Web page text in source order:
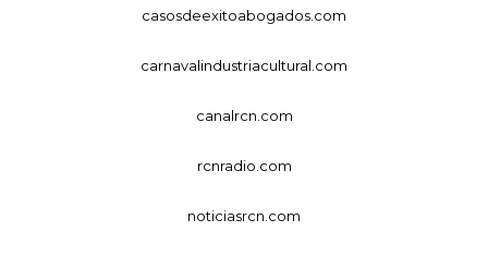
casosdeexitoabogados.com
carnavalindustriacultural.com
canalrcn.com
rcnradio.com
noticiasrcn.com